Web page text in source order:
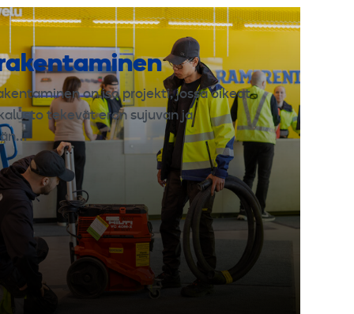
on iso projekti, jossa oikeat
tekevät eron sujuvan ja